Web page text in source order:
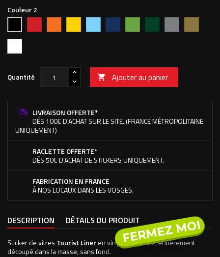
Couleur 2
vif
ciel
foncé pommeforêt
Quantité  Ajouter au panier
LIVRAISON OFFERTE*
DÉS 100€ D'ACHAT SUR LE SITE. (FRANCE MÉTROPOLITAINE
UNIQUEMENT)
RACLETTE OFFERTE*
DÉS 50€ D'ACHAT DE STICKERS UNIQUEMENT.
FABRICATION EN FRANCE
À NOS LOCAUX DANS LES VOSGES.
DESCRIPTION DÉTAILS DU PRODUIT
Sticker de vitres Tourist Liner en vinyle de qualité, entièrement
découpé dans la masse, sans fond.
FERMEZ MOI